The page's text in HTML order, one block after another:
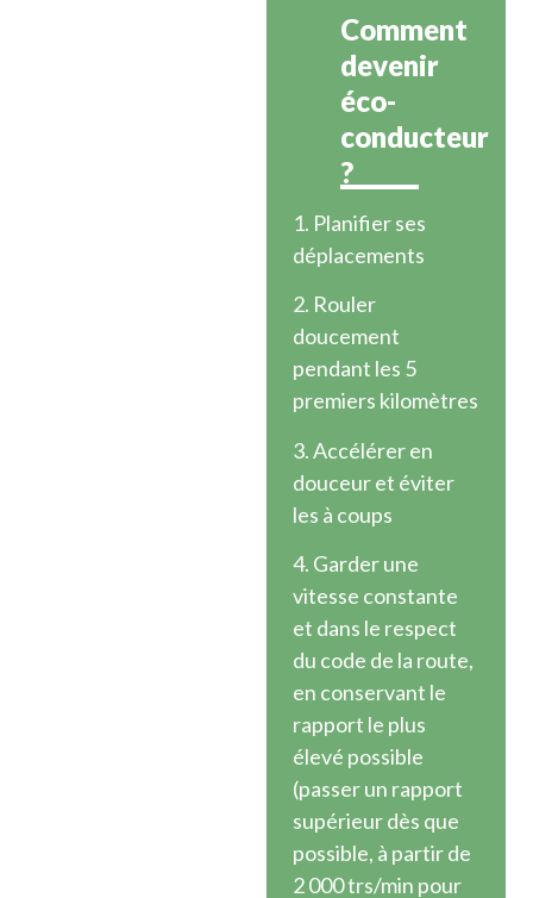
Comment
devenir
éco-
conducteur
?
1. Planifier ses
déplacements
2. Rouler
doucement
pendant les 5
premiers kilomètres
3. Accélérer en
douceur et éviter
les à coups
4. Garder une
vitesse constante
et dans le respect
du code de la route,
en conservant le
rapport le plus
élevé possible
(passer un rapport
supérieur dès que
possible, à partir de
2 000 trs/min pour